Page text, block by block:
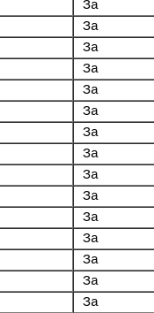
За
За
За
За
За
За
За
За
За
За
За
За
За
За
За